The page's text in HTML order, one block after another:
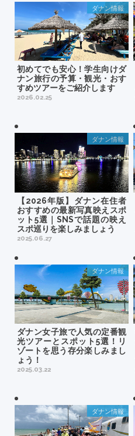
初めてでも安心！学生向けダ
ナン旅行の予算・観光・おす
すめツアーをご紹介します
2026.02.25
ダナン情報
【2026年版】ダナン在住者
おすすめの最新写真映えスポ
ット5選｜SNSで話題の映え
スポ巡りを楽しみましょう
2025.06.27
ダナン情報
ダナン女子旅で人気の定番観
光ツアーとスポット5選！リ
ゾートを思う存分楽しみまし
ょう！
2025.03.22
ダナン情報
ダナン情報